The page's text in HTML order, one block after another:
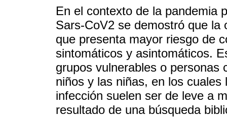
En el contexto de la pandemia
Sars-CoV2 se demostró que
que presenta mayor riesgo de
sintomáticos y asintomáticos.
grupos vulnerables o personas
niños y las niñas, en los
infección suelen ser de leve a
resultado de una búsqueda